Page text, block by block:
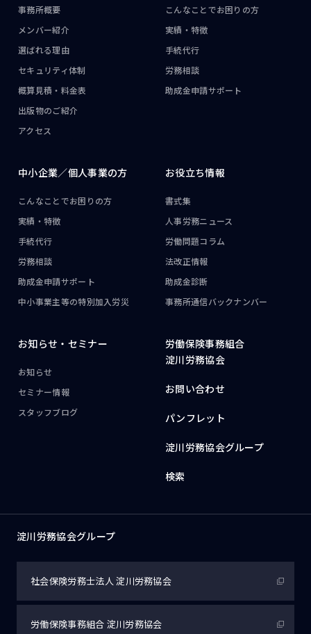
事務所概要
メンバー紹介
選ばれる理由
セキュリティ体制
概算見積・料金表
出版物のご紹介
アクセス
こんなことでお困りの方
実績・特徴
手続代行
労務相談
助成金申請サポート
中小企業／個人事業の方
こんなことでお困りの方
実績・特徴
手続代行
労務相談
助成金申請サポート
中小事業主等の特別加入労災
お役立ち情報
書式集
人事労務ニュース
労働問題コラム
法改正情報
助成金診断
事務所通信バックナンバー
お知らせ・ セミナー
お知らせ
セミナー情報
スタッフブログ
労働保険事務組合
淀川労務協会
お問い合わせ
パンフレット
淀川労務協会グループ
検索
淀川労務協会グループ
社会保険労務士法人淀川労務協会
労働保険事務組合 淀川労務協会